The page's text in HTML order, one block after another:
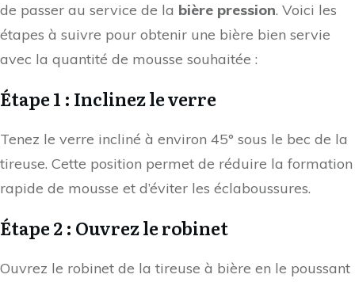
de passer au service de la bière pression. Voici les
étapes à suivre pour obtenir une bière bien servie
avec la quantité de mousse souhaitée :
Étape 1 : Inclinez le verre
Tenez le verre incliné à environ 45° sous le bec de la
tireuse. Cette position permet de réduire la formation
rapide de mousse et d’éviter les éclaboussures.
Étape 2 : Ouvrez le robinet
Ouvrez le robinet de la tireuse à bière en le poussant